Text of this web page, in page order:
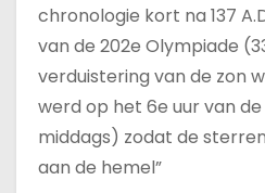
chronologie kort na 137
van de 202e Olympiade
verduistering van de zon
werd op het 6e uur van de
middags) zodat de
aan de hemel”